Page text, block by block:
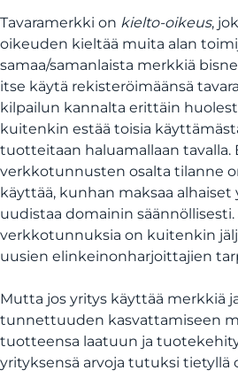
Tavaramerkki on kielto-oikeus,
oikeuden kieltää muita alan
samaa/samanlaista merkkiä
itse käytä rekisteröimäänsä
kilpailun kannalta erittäin
kuitenkin estää toisia
tuotteitaan haluamallaan tavalla.
verkkotunnusten osalta tilanne
käyttää, kunhan maksaa
uudistaa domainin säännöllisesti.
verkkotunnuksia on kuitenkin
uusien elinkeinonharjoittajien
Mutta jos yritys käyttää merkkiä
tunnettuuden kasvattamiseen
tuotteensa laatuun ja
yrityksensä arvoja tutuksi tietyllä